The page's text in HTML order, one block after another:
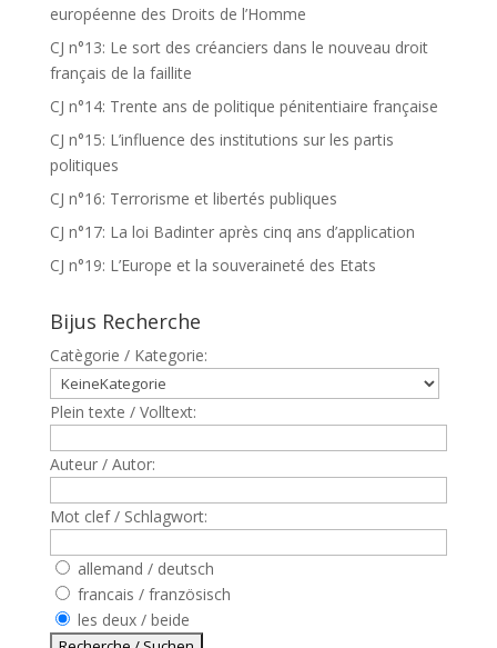
européenne des Droits de l’Homme
CJ n°13: Le sort des créanciers dans le nouveau droit
français de la faillite
CJ n°14: Trente ans de politique pénitentiaire française
CJ n°15: L’influence des institutions sur les partis
politiques
CJ n°16: Terrorisme et libertés publiques
CJ n°17: La loi Badinter après cinq ans d’application
CJ n°19: L’Europe et la souveraineté des Etats
Bijus Recherche
Catègorie / Kategorie:
Plein texte / Volltext:
Auteur / Autor:
Mot clef / Schlagwort:
allemand / deutsch
francais / französisch
les deux / beide